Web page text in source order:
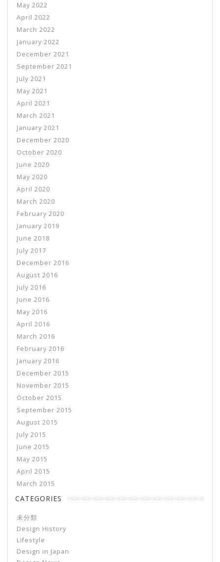
May 2022
April 2022
March 2022
January 2022
December 2021
September 2021
July 2021
May 2021
April 2021
March 2021
January 2021
December 2020
October 2020
June 2020
May 2020
April 2020
March 2020
February 2020
January 2019
June 2018
July 2017
December 2016
August 2016
July 2016
June 2016
May 2016
April 2016
March 2016
February 2016
January 2016
December 2015
November 2015
October 2015
September 2015
August 2015
July 2015
June 2015
May 2015
April 2015
March 2015
CATEGORIES
未分類
Design History
Lifestyle
Design in Japan